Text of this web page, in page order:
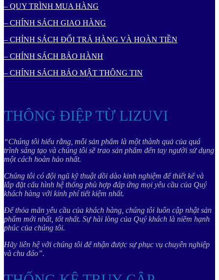
– QUY TRÌNH MUA HÀNG
– CHÍNH SÁCH GIAO HÀNG
– CHÍNH SÁCH ĐỔI TRẢ HÀNG VÀ HOÀN TIỀN
– CHÍNH SÁCH BẢO HÀNH
– CHÍNH SÁCH BẢO MẬT THÔNG TIN
THÔNG ĐIỆP TỪ LIZUVI
“Chúng tôi hiểu rằng, mỗi sản phẩm là một thành quả của quá
trình sáng tạo và chúng tôi sẽ trao sản phẩm đến tay người sử dụng
một cách hoàn hảo nhất.
Chúng tôi có đội ngũ kỹ thuật dồi dào kinh nghiệm để thiết kế và
lắp đặt cấu hình hệ thống phù hợp đáp ứng mọi yêu cầu của Quý
khách hàng với kinh phí tiết kiệm nhất.
Để thỏa mãn yêu cầu của khách hàng, chúng tôi luôn cập nhật sản
phẩm mới nhất, tốt nhất. Sự hài lòng của Quý khách là niềm hạnh
phúc của chúng tôi.
Hãy liên hệ với chúng tôi để nhận được sự phục vụ chuyên nghiệp
và chu đáo”.